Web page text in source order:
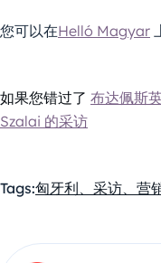
您可以在Helló Magyar
如果您错过了 布达佩斯
Szalai 的采访
Tags:匈牙利、采访、营